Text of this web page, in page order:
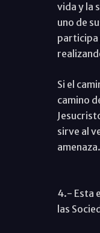
vida y la
uno de
participa
Si el
camino
sirve al
amenaza.
4.- Esta
las